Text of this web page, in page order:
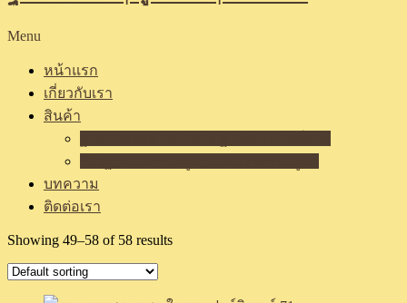
Menu
หน้าแรก
เกี่ยวกับเรา
สินค้า
บทความ
ติดต่อเรา
Showing 49–58 of 58 results